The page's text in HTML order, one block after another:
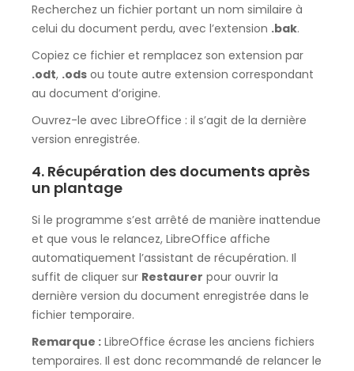
Recherchez un fichier portant un nom similaire à
celui du document perdu, avec l’extension .bak.
Copiez ce fichier et remplacez son extension par
.odt, .ods ou toute autre extension correspondant
au document d’origine.
Ouvrez-le avec LibreOffice : il s’agit de la dernière
version enregistrée.
4. Récupération des documents après
un plantage
Si le programme s’est arrêté de manière inattendue
et que vous le relancez, LibreOffice affiche
automatiquement l’assistant de récupération. Il
suffit de cliquer sur Restaurer pour ouvrir la
dernière version du document enregistrée dans le
fichier temporaire.
Remarque : LibreOffice écrase les anciens fichiers
temporaires. Il est donc recommandé de relancer le